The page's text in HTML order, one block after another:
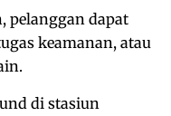
pelanggan dapat
keamanan, atau
di stasiun